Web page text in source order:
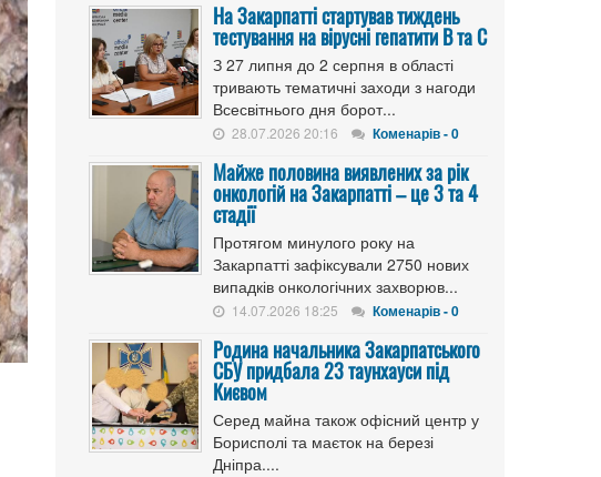
На Закарпатті стартував тиждень
тестування на вірусні гепатити B та C
З 27 липня до 2 серпня в області
тривають тематичні заходи з нагоди
Всесвітнього дня борот...
28.07.2026 20:16 Коменарів - 0
Майже половина виявлених за рік
онкологій на Закарпатті – це 3 та 4
стадії
Протягом минулого року на
Закарпатті зафіксували 2750 нових
випадків онкологічних захворюв...
14.07.2026 18:25 Коменарів - 0
Родина начальника Закарпатського
СБУ придбала 23 таунхауси під
Києвом
Серед майна також офісний центр у
Борисполі та маєток на березі
Дніпра....